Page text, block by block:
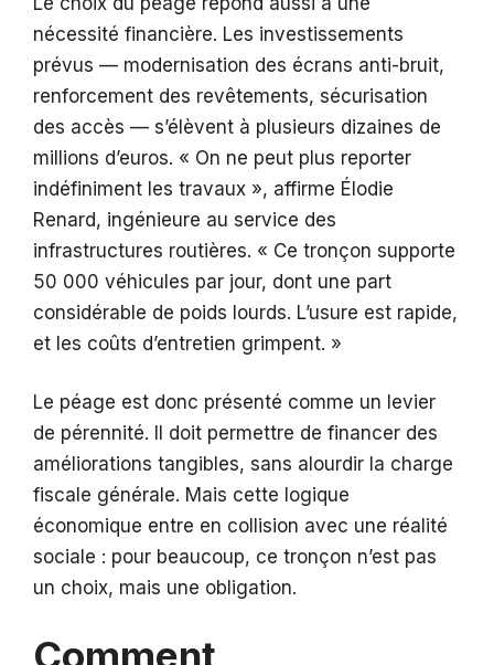
nécessité financière. Les investissements
prévus — modernisation des écrans anti-bruit,
renforcement des revêtements, sécurisation
des accès — s’élèvent à plusieurs dizaines de
millions d’euros. « On ne peut plus reporter
indéfiniment les travaux », affirme Élodie
Renard, ingénieure au service des
infrastructures routières. « Ce tronçon supporte
50 000 véhicules par jour, dont une part
considérable de poids lourds. L’usure est rapide,
et les coûts d’entretien grimpent. »
Le péage est donc présenté comme un levier
de pérennité. Il doit permettre de financer des
améliorations tangibles, sans alourdir la charge
fiscale générale. Mais cette logique
économique entre en collision avec une réalité
sociale : pour beaucoup, ce tronçon n’est pas
un choix, mais une obligation.
Comment